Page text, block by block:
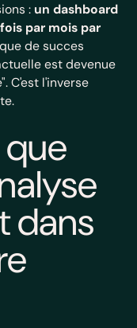
: un dashboard
par mois par
de succes
est devenue
C'est l'inverse
que
dans